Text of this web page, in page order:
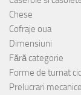
Chese
Cofraje oua
Dimensiuni
Fără categorie
Forme de turnat
Prelucrari mecanice